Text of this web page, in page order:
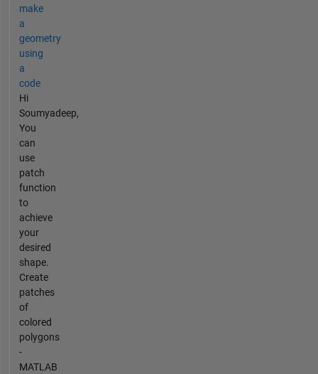
make
a
geometry
using
a
code
Hi
Soumyadeep,
You
can
use
patch
function
to
achieve
your
desired
shape.
Create
patches
of
colored
polygons
-
MATLAB